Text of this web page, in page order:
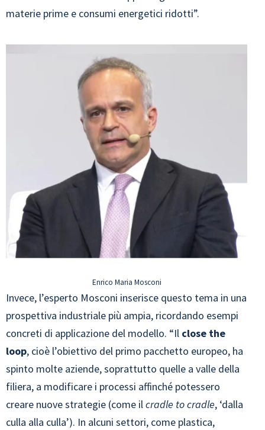
materie prime e consumi energetici ridotti”.
Enrico Maria Mosconi
Invece, l’esperto Mosconi inserisce questo tema in una
prospettiva industriale più ampia, ricordando esempi
concreti di applicazione del modello. “Il close the
loop, cioè l’obiettivo del primo pacchetto europeo, ha
spinto molte aziende, soprattutto quelle a valle della
filiera, a modificare i processi affinché potessero
creare nuove strategie (come ilcradle to cradle, ‘dalla
culla alla culla’). In alcuni settori, come plastica,